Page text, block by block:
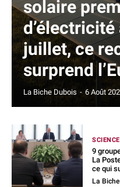
solaire
juillet, ce
surprend
La Biche Dubois - 6 Août
9
La
ce qui
La